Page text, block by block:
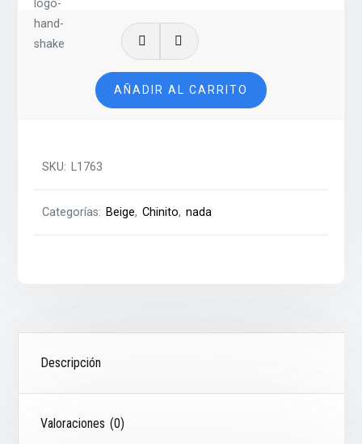
-
Chino
cantidad
AÑADIR AL CARRITO
SKU: L1763
Categorías: Beige,Chinito,nada
Descripción
Valoraciones (0)